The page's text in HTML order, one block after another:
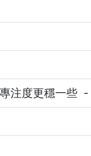
注度更穩一些 -